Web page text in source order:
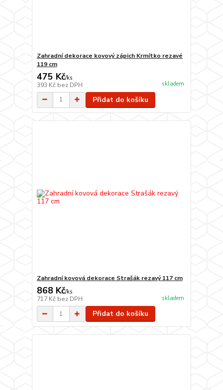
Zahradní dekorace kovový zápich Krmítko rezavé
119 cm
475 Kč/ks
393 Kč bez DPH skladem
Přidat do košíku
Zahradní kovová dekorace Strašák rezavý 117 cm
868 Kč/ks
717 Kč bez DPH skladem
Přidat do košíku